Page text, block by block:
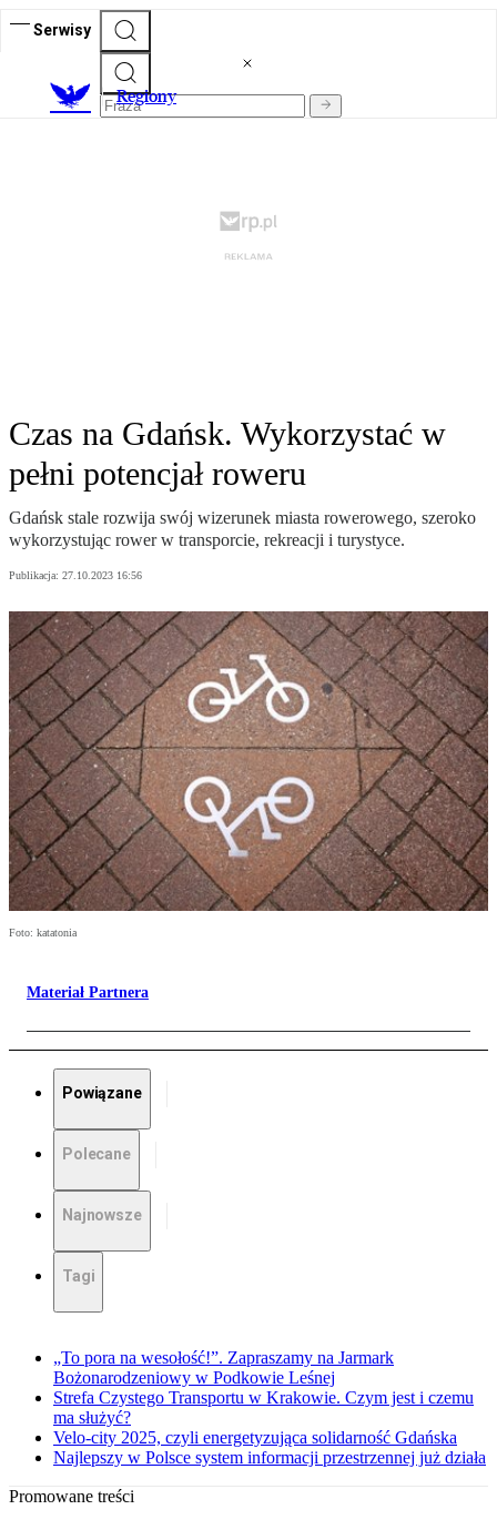
Serwisy
Regiony
Czas na Gdańsk. Wykorzystać w
pełni potencjał roweru
Gdańsk stale rozwija swój wizerunek miasta rowerowego, szeroko
wykorzystując rower w transporcie, rekreacji i turystyce.
Publikacja: 27.10.2023 16:56
Foto: katatonia
Materiał Partnera
Powiązane
Polecane
Najnowsze
Tagi
„To pora na wesołość!”. Zapraszamy na Jarmark
Bożonarodzeniowy w Podkowie Leśnej
Strefa Czystego Transportu w Krakowie. Czym jest i czemu
ma służyć?
Velo-city 2025, czyli energetyzująca solidarność Gdańska
Najlepszy w Polsce system informacji przestrzennej już działa
Promowane treści